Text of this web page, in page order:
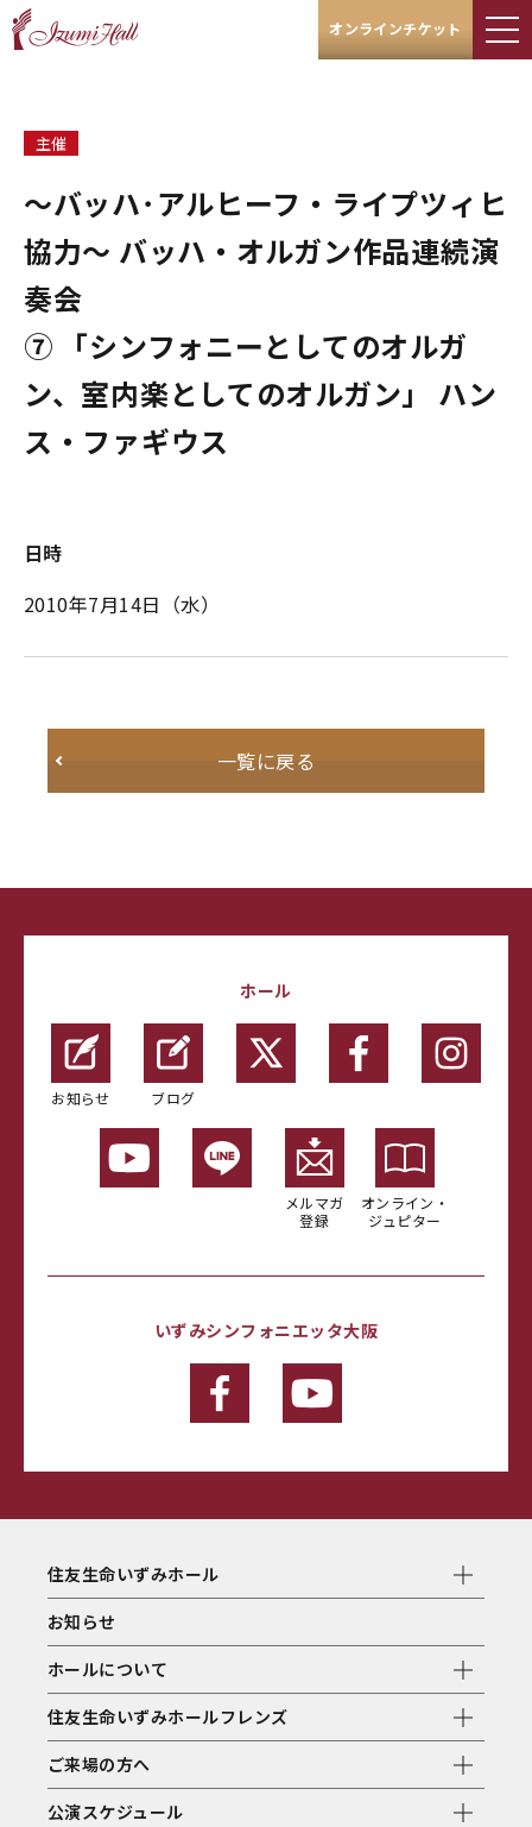
オンラインチケット
主催
～バッハ･アルヒーフ・ライプツィヒ
協力～ バッハ・オルガン作品連続演
奏会
⑦ 「シンフォニーとしてのオルガ
ン、室内楽としてのオルガン」 ハン
ス・ファギウス
日時
2010年7月14日（水）
一覧に戻る
ホール
お知らせ ブログ
メルマガ
登録
オンライン・
ジュピター
いずみシンフォニエッタ大阪
住友生命いずみホール
お知らせ
ホールについて
住友生命いずみホールフレンズ
ご来場の方へ
公演スケジュール